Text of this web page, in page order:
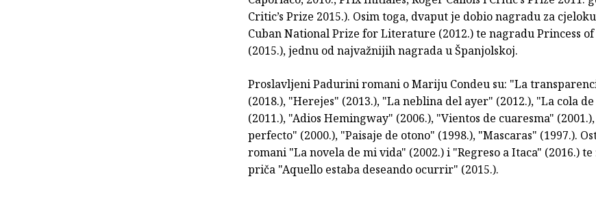
Critic’s Prize 2015.). Osim toga, dvaput je dobio nagradu za
Cuban National Prize for Literature (2012.) te nagradu Princess
(2015.), jednu od najvažnijih nagrada u Španjolskoj.
Proslavljeni Padurini romani o Mariju Condeu su: "La
(2018.), "Herejes" (2013.), "La neblina del ayer" (2012.), "La cola
(2011.), "Adios Hemingway" (2006.), "Vientos de cuaresma"
perfecto" (2000.), "Paisaje de otono" (1998.), "Mascaras" (1997.).
romani "La novela de mi vida" (2002.) i "Regreso a Itaca" (2016.)
priča "Aquello estaba deseando ocurrir" (2015.).